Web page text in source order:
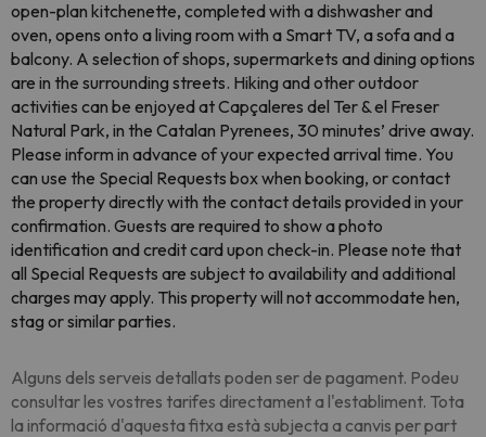
open-plan kitchenette, completed with a dishwasher and
oven, opens onto a living room with a Smart TV, a sofa and a
balcony. A selection of shops, supermarkets and dining options
are in the surrounding streets. Hiking and other outdoor
activities can be enjoyed at Capçaleres del Ter & el Freser
Natural Park, in the Catalan Pyrenees, 30 minutes’ drive away.
Please inform in advance of your expected arrival time. You
can use the Special Requests box when booking, or contact
the property directly with the contact details provided in your
confirmation. Guests are required to show a photo
identification and credit card upon check-in. Please note that
all Special Requests are subject to availability and additional
charges may apply. This property will not accommodate hen,
stag or similar parties.
Alguns dels serveis detallats poden ser de pagament. Podeu
consultar les vostres tarifes directament a l'establiment. Tota
la informació d'aquesta fitxa està subjecta a canvis per part